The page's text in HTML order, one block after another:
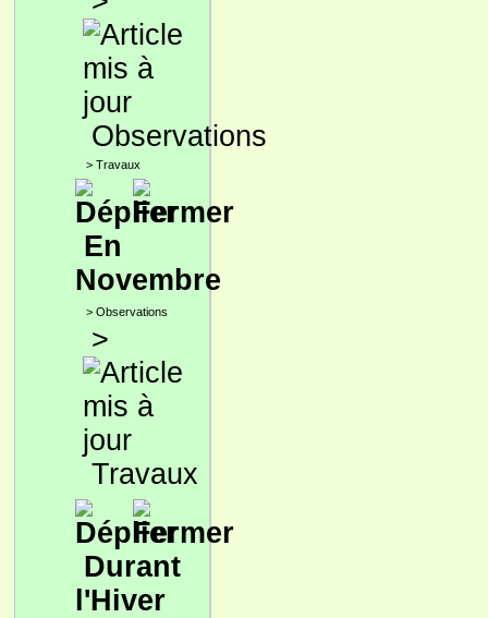
Observations
> Travaux
En
Novembre
> Observations
>
Travaux
Durant
l'Hiver